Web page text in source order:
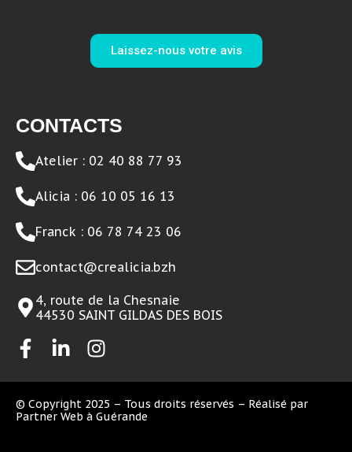
Laissez-nous votre avis
CONTACTS
Atelier : 02 40 88 77 93
Alicia : 06 10 05 16 13
Franck : 06 78 74 23 06
contact@crealicia.bzh
4, route de la Chesnaie
44530 SAINT GILDAS DES BOIS
© Copyright 2025 – Tous droits réservés – Réalisé par
Partner Web à Guérande